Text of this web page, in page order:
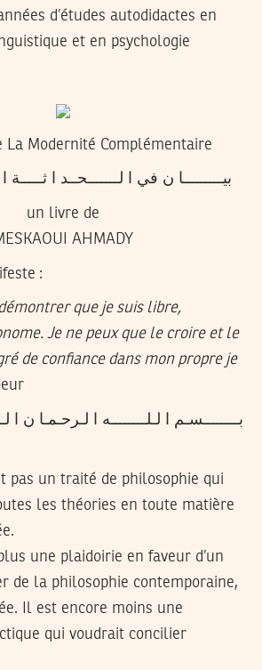
d’études autodidactes en
et en psychologie
La Modernité Complémentaire
بيـــــــــا ن في ا لـــــــحــد ا ثـــــة ا
un livre de
AHMADY
:
que je suis libre,
Je ne peux que le croire et le
de confiance dans mon propre je
بــــــــسـم ا لـلــــــــه ا لـرحـمـا ن ا
pas un traité de philosophie qui
les théories en toute matière
une plaidoirie en faveur d’un
de la philosophie contemporaine,
Il est encore moins une
qui voudrait concilier